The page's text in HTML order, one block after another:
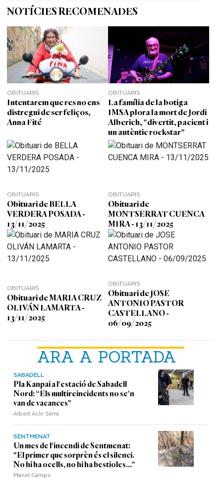
ARA A PORTADA
SABADELL
Pla Kanpai a l'estació de Sabadell
Nord: “Els multireincidents no se'n
van de vacances"
Albert Acín Serra
SENTMENAT
Un mes de l'incendi de Sentmenat:
"El primer que sorprèn és el silenci.
No hi ha ocells, no hi ha bestioles..."
Manel Camps
NOTÍCIES RECOMENADES
OBITUARIS
Intentarem que res no ens
distregui de ser feliços,
Anna Fité
OBITUARIS
La família de la botiga
IMSA plora la mort de Jordi
Alberich, "divertit, pacient i
un autèntic rockstar"
OBITUARIS
Obituari de BELLA
VERDERA POSADA -
13/11/2025
OBITUARIS
Obituari de
MONTSERRAT CUENCA
MIRA - 13/11/2025
OBITUARIS
Obituari de MARIA CRUZ
OLIVÁN LAMARTA -
13/11/2025
OBITUARIS
Obituari de JOSE
ANTONIO PASTOR
CASTELLANO -
06/09/2025